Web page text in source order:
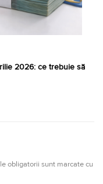
2026: ce trebuie să
obligatorii sunt marcate cu